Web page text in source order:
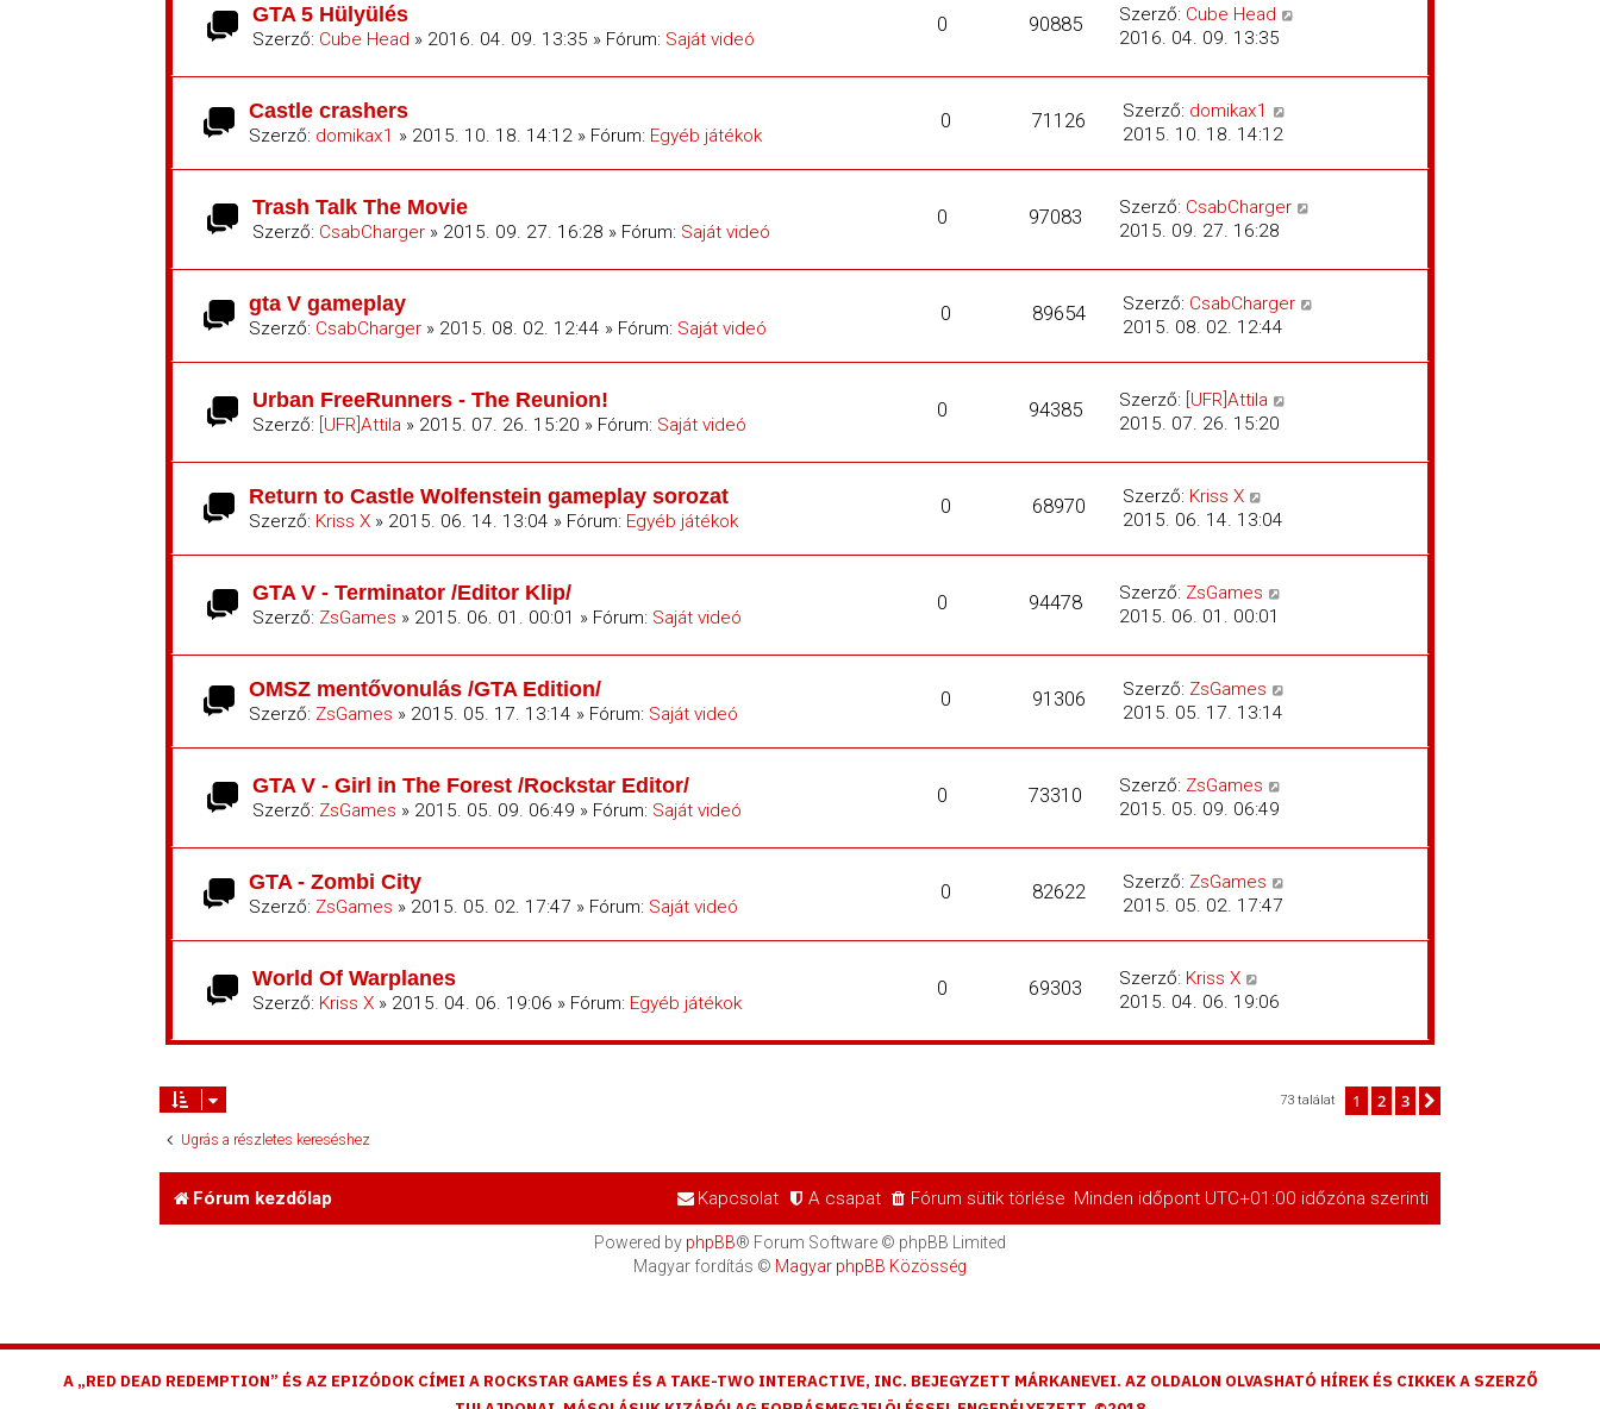
GTA 5 Hülyülés
Szerző: Cube Head » 2016. 04. 09. 13:35 » Fórum: Saját videó
0 90885 Szerző: Cube Head
2016. 04. 09. 13:35
Castle crashers
Szerző: domikax1 » 2015. 10. 18. 14:12 » Fórum: Egyéb játékok
0 71126 Szerző: domikax1
2015. 10. 18. 14:12
Trash Talk The Movie
Szerző: CsabCharger » 2015. 09. 27. 16:28 » Fórum: Saját videó
0 97083 Szerző: CsabCharger
2015. 09. 27. 16:28
gta V gameplay
Szerző: CsabCharger » 2015. 08. 02. 12:44 » Fórum: Saját videó
0 89654 Szerző: CsabCharger
2015. 08. 02. 12:44
Urban FreeRunners - The Reunion!
Szerző: [UFR]Attila » 2015. 07. 26. 15:20 » Fórum: Saját videó
0 94385 Szerző: [UFR]Attila
2015. 07. 26. 15:20
Return to Castle Wolfenstein gameplay sorozat
Szerző: Kriss X » 2015. 06. 14. 13:04 » Fórum: Egyéb játékok
0 68970 Szerző: Kriss X
2015. 06. 14. 13:04
GTA V - Terminator /Editor Klip/
Szerző: ZsGames » 2015. 06. 01. 00:01 » Fórum: Saját videó
0 94478 Szerző: ZsGames
2015. 06. 01. 00:01
OMSZ mentővonulás /GTA Edition/
Szerző: ZsGames » 2015. 05. 17. 13:14 » Fórum: Saját videó
0 91306 Szerző: ZsGames
2015. 05. 17. 13:14
GTA V - Girl in The Forest /Rockstar Editor/
Szerző: ZsGames » 2015. 05. 09. 06:49 » Fórum: Saját videó
0 73310 Szerző: ZsGames
2015. 05. 09. 06:49
GTA - Zombi City
Szerző: ZsGames » 2015. 05. 02. 17:47 » Fórum: Saját videó
0 82622 Szerző: ZsGames
2015. 05. 02. 17:47
World Of Warplanes
Szerző: Kriss X » 2015. 04. 06. 19:06 » Fórum: Egyéb játékok
0 69303 Szerző: Kriss X
2015. 04. 06. 19:06
73 találat 1 2 3
Ugrás a részletes kereséshez
Fórum kezdőlap Minden időpont UTC+01:00 időzóna szerinti
Fórum sütik törlése
A csapat
Kapcsolat
Powered by phpBB® Forum Software © phpBB Limited
Magyar fordítás © Magyar phpBB Közösség
A „RED DEAD REDEMPTION” ÉS AZ EPIZÓDOK CÍMEI A ROCKSTAR GAMES ÉS A TAKE-TWO INTERACTIVE, INC. BEJEGYZETT MÁRKANEVEI. AZ OLDALON OLVASHATÓ HÍREK ÉS CIKKEK A SZERZŐ